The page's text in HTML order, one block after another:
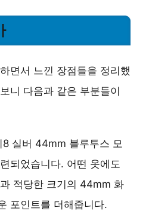
면서 느낀 장점들을 정리했
니 다음과 같은 부분들이
8 실버 44mm 블루투스 모
되었습니다. 어떤 옷에도
적당한 크기의 44mm 화
포인트를 더해줍니다.